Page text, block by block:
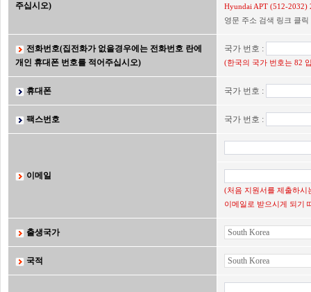
주십시오)
Hyundai APT (512-2032)
영문 주소 검색 링크 클릭
전화번호(집전화가 없을경우에는 전화번호 란에
개인 휴대폰 번호를 적어주십시오)
국가 번호 :
(한국의 국가 번호는 82
휴대폰 국가 번호 :
팩스번호 국가 번호 :
이메일
(처음 지원서를 제출하시
이메일로 받으시게 되기
출생국가
국적